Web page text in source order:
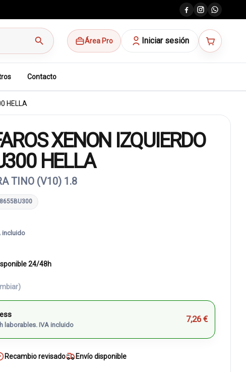
search Área Pro Iniciar sesión
Contacto
HELLA
XENON IZQUIERDO
HELLA
TINO (V10) 1.8
incluido
24/48h
laborables. IVA incluido
7,26 €
Recambio revisado Envío disponible